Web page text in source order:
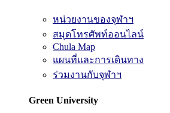
หน่วยงานของจุฬาฯ
สมุดโทรศัพท์ออนไลน์
Chula Map
แผนที่และการเดินทาง
ร่วมงานกับจุฬาฯ
Green University